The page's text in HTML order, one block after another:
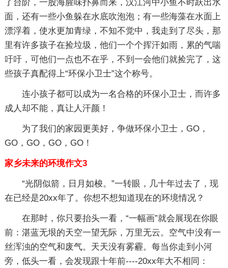
了台阶，一股海腥味扑鼻而来，汉江河中小鱼不时跃出水
面，还有一些小鱼躲在水底吹泡泡；有一些海藻在水面上
漂浮着，使水更加青绿，不知不觉中，我走到了尽头，那
里有许多孩子在捡垃圾，他们一个个挥汗如雨，累的气喘
吁吁，可他们一点也不在乎，不到一会他们就捡完了，这
些孩子真配得上“环保小卫士”这个称号。
连小孩子都可以成为一名合格的环保小卫士，而许多
成人却不能，真让人汗颜！
为了我们的家园更美好，争做环保小卫士，GO，
GO，GO，GO，GO！
家乡未来的环境作文3
“光阴似箭，日月如梭。”一转眼，几十年过去了，现
在已经是20xx年了。你想不想知道现在的环境情况？
在那时，你只要抬头一看，“一幅画”就会展现在你眼
前：湛蓝无垠的天空一望无际，万里无云。空气中没有一
丝浑浊的空气和废气。天天没有雾霾。每当你走到小河
旁，低头一看，会发现跟十年前----20xx年大不相同：